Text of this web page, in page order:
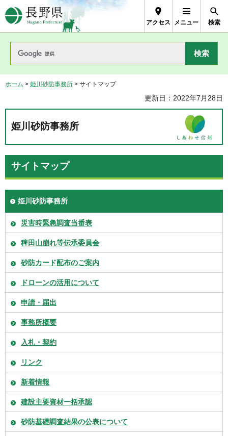
長野県Nagano Prefecture
アクセス メニュー 検索
ホーム > 姫川砂防事務所 > サイトマップ
更新日：2022年7月28日
姫川砂防事務所
サイトマップ
姫川砂防事務所
災害時緊急調査当番表
稗田山崩れ等伝承委員会
砂防カード配布のご案内
ドローンの活用について
申請・届出
事務所概要
入札・契約
リンク
新着情報
建設主要資材一括承認
砂防基礎調査結果の公表について